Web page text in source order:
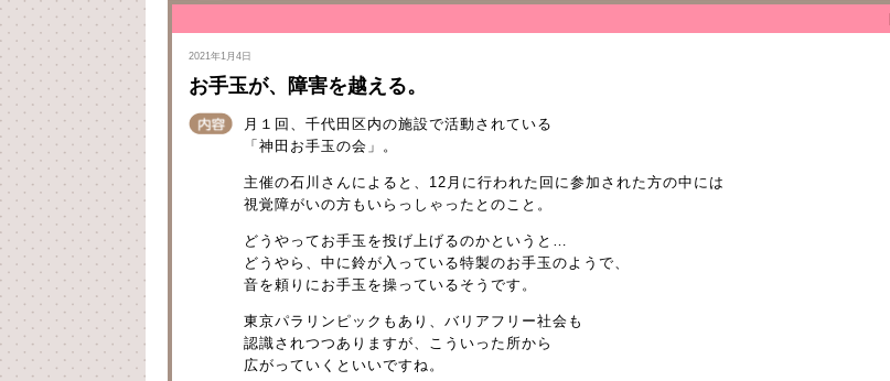
2021年1月4日
お手玉が、障害を越える。
月１回、千代田区内の施設で活動されている
「神田お手玉の会」。
主催の石川さんによると、12月に行われた回に参加された方の中には
視覚障がいの方もいらっしゃったとのこと。
どうやってお手玉を投げ上げるのかというと…
どうやら、中に鈴が入っている特製のお手玉のようで、
音を頼りにお手玉を操っているそうです。
東京パラリンピックもあり、バリアフリー社会も
認識されつつありますが、こういった所から
広がっていくといいですね。